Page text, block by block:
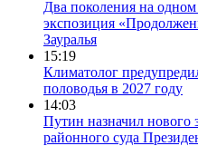
Два поколения на
экспозиция
Зауралья
15:19
Климатолог
половодья в 2027 году
14:03
Путин назначил нового
районного суда